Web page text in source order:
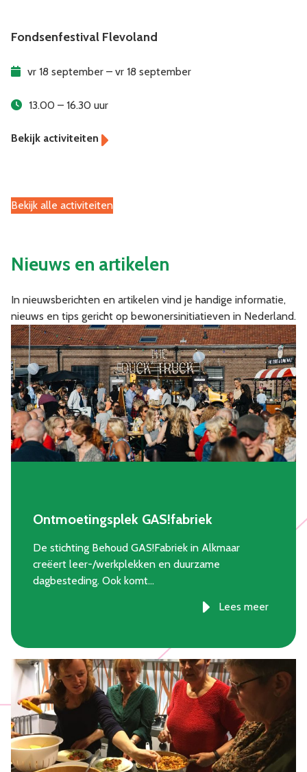
Fondsenfestival Flevoland
vr 18 september – vr 18 september
13.00 – 16.30 uur
Bekijk alle activiteiten
Nieuws en artikelen
In nieuwsberichten en artikelen vind je handige informatie,
nieuws en tips gericht op bewonersinitiatieven in Nederland.
Ontmoetingsplek GAS!fabriek
De stichting Behoud GAS!Fabriek in Alkmaar
creëert leer-/werkplekken en duurzame
dagbesteding. Ook komt…
Lees meer